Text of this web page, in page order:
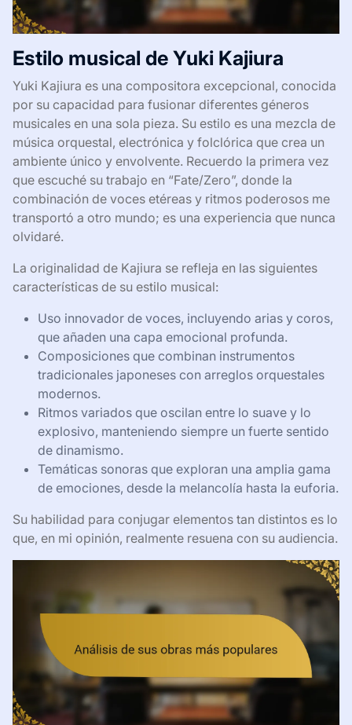
Estilo musical de Yuki Kajiura
Yuki Kajiura es una compositora excepcional, conocida
por su capacidad para fusionar diferentes géneros
musicales en una sola pieza. Su estilo es una mezcla de
música orquestal, electrónica y folclórica que crea un
ambiente único y envolvente. Recuerdo la primera vez
que escuché su trabajo en “Fate/Zero”, donde la
combinación de voces etéreas y ritmos poderosos me
transportó a otro mundo; es una experiencia que nunca
olvidaré.
La originalidad de Kajiura se refleja en las siguientes
características de su estilo musical:
Uso innovador de voces, incluyendo arias y coros,
que añaden una capa emocional profunda.
Composiciones que combinan instrumentos
tradicionales japoneses con arreglos orquestales
modernos.
Ritmos variados que oscilan entre lo suave y lo
explosivo, manteniendo siempre un fuerte sentido
de dinamismo.
Temáticas sonoras que exploran una amplia gama
de emociones, desde la melancolía hasta la euforia.
Su habilidad para conjugar elementos tan distintos es lo
que, en mi opinión, realmente resuena con su audiencia.